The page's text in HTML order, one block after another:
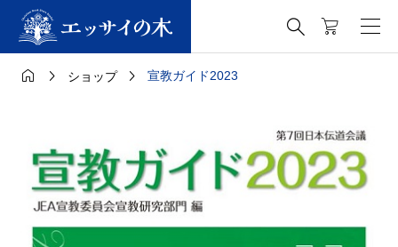

  ショップ  宣教ガイド2023